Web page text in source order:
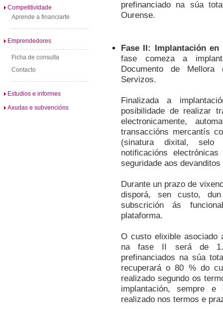
Competitividade
Aprende a financiarte
Emprendedores
Ficha de consulta
Contacto
Estudios e informes
Axudas e subvencións
prefinanciado na súa
Ourense.
Fase II: Implantación
fase comeza a
Documento de Mellora
Servizos.
Finalizada a
posibilidade de realizar
electronicamente,
transaccións mercantís
(sinatura dixital, selo
notificacións
seguridade aos
Durante un prazo de
disporá, sen custo,
subscrición ás
plataforma.
O custo elixible asociado
na fase II será de
prefinanciados na súa
recuperará o 80 % do
realizado segundo os
implantación, sempre
realizado nos termos e